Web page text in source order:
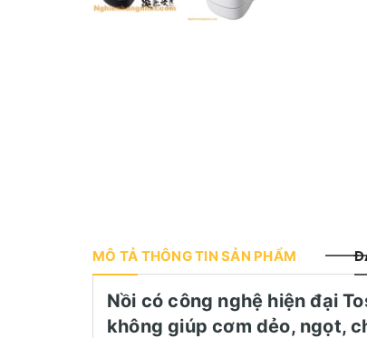
MÔ TẢ THÔNG TIN SẢN PHẨM
Nồi có công nghệ hiện đại
không giúp cơm dẻo, ngọt,